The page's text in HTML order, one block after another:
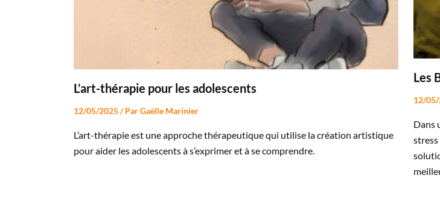
L’art-thérapie pour les adolescents
12/05/2025/ ParGaëlle Marinier
L’art-thérapie est une approche thérapeutique qui utilise la création artistique
pour aider les adolescents à s’exprimer et à se comprendre.
Les
12/
Dans